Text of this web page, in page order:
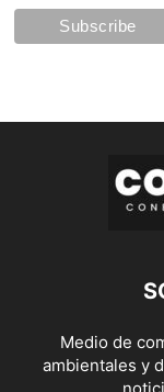
Medio de
ambientales y